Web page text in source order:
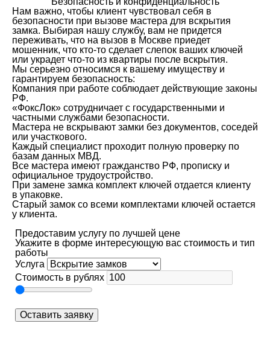
Нам важно, чтобы клиент чувствовал себя в
безопасности при вызове мастера для вскрытия
замка. Выбирая нашу службу, вам не придется
переживать, что на вызов в Москве приедет
мошенник, что кто-то сделает слепок ваших ключей
или украдет что-то из квартиры после вскрытия.
Мы серьезно относимся к вашему имуществу и
гарантируем безопасность:
Компания при работе соблюдает действующие законы
РФ.
«ФоксЛок» сотрудничает с государственными и
частными службами безопасности.
Мастера не вскрывают замки без документов, соседей
или участкового.
Каждый специалист проходит полную проверку по
базам данных МВД.
Все мастера имеют гражданство РФ, прописку и
официальное трудоустройство.
При замене замка комплект ключей отдается клиенту
в упаковке.
Старый замок со всеми комплектами ключей остается
у клиента.
Предоставим услугу по лучшей цене
Укажите в форме интересующую вас стоимость и тип
работы
Услуга
Стоимость в рублях
Оставить заявку